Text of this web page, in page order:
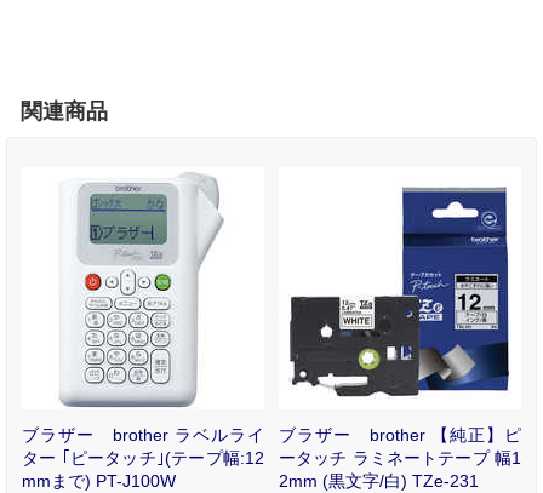
関連商品
ブラザー brother ラベルライ
ター ｢ピータッチ｣(テープ幅:12
mmまで) PT-J100W
ブラザー brother 【純正】ピ
ータッチ ラミネートテープ 幅1
2mm (黒文字/白) TZe-231